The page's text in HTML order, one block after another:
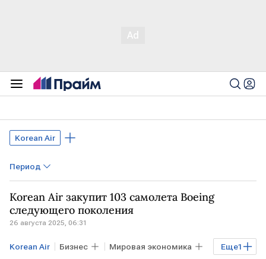
Korean Air
Период
Korean Air закупит 103 самолета Boeing
следующего поколения
26 августа 2025, 06:31
Еще1
Korean Air Бизнес Мировая экономика